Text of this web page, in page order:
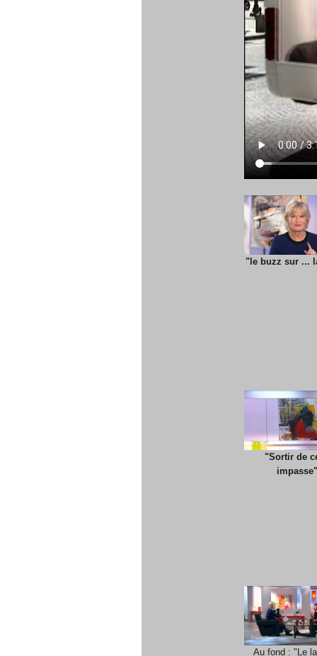
"le buzz sur ...
"Sortir de
impasse"
Au fond : "Le